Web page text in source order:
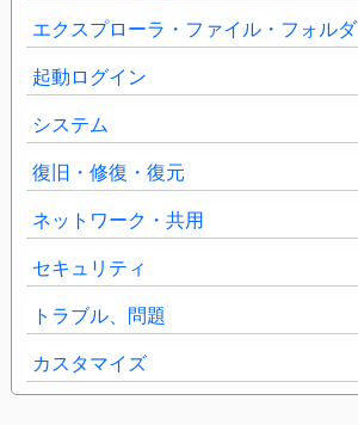
エクスプローラ・ファイル・フォルダ
起動ログイン
システム
復旧・修復・復元
ネットワーク・共用
セキュリティ
トラブル、問題
カスタマイズ